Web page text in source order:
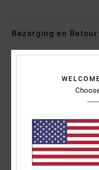
Bezorging en Retour
Reviews van
gebaseerd op1